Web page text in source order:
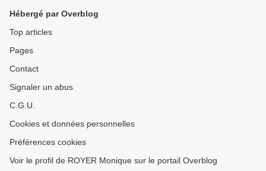
Hébergé par Overblog
Top articles
Pages
Contact
Signaler un abus
C.G.U.
Cookies et données personnelles
Préférences cookies
Voir le profil de ROYER Monique sur le portail Overblog